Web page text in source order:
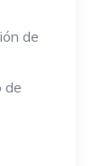
de
de